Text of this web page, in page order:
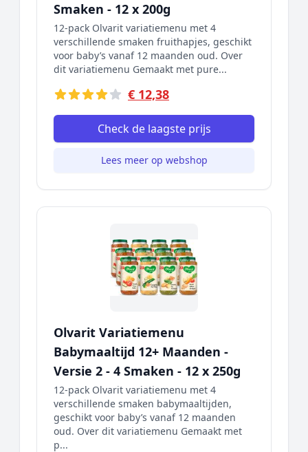
Smaken - 12 x 200g
12-pack Olvarit variatiemenu met 4
verschillende smaken fruithapjes, geschikt
voor baby’s vanaf 12 maanden oud. Over
dit variatiemenu Gemaakt met pure...
€ 12,38
Check de laagste prijs
Lees meer op webshop
Olvarit Variatiemenu
Babymaaltijd 12+ Maanden -
Versie 2 - 4 Smaken - 12 x 250g
12-pack Olvarit variatiemenu met 4
verschillende smaken babymaaltijden,
geschikt voor baby’s vanaf 12 maanden
oud. Over dit variatiemenu Gemaakt met
p...